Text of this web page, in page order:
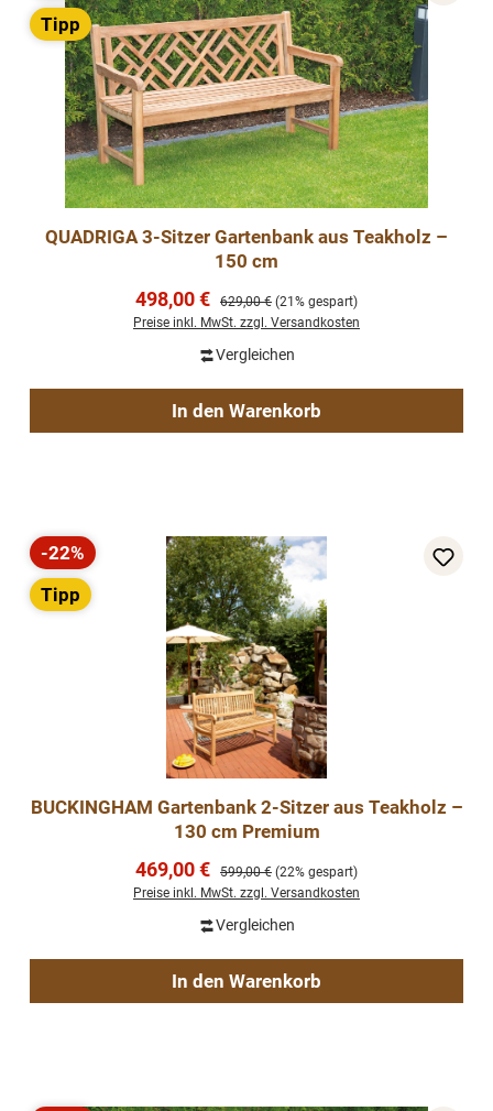
Tipp
QUADRIGA 3-Sitzer Gartenbank aus Teakholz –
150 cm
Verkaufspreis:
498,00 € Regulärer Preis:
629,00 € (21% gespart)
Preise inkl. MwSt. zzgl. Versandkosten
Vergleichen
In den Warenkorb
Rabatt
-22%
Tipp
BUCKINGHAM Gartenbank 2-Sitzer aus Teakholz –
130 cm Premium
Verkaufspreis:
469,00 € Regulärer Preis:
599,00 € (22% gespart)
Preise inkl. MwSt. zzgl. Versandkosten
Vergleichen
In den Warenkorb